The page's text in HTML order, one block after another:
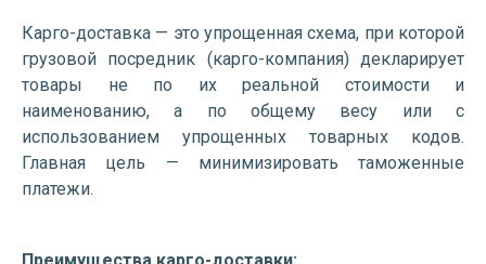
Карго-доставка — это упрощенная схема, при которой
грузовой посредник (карго-компания) декларирует
товары не по их реальной стоимости и
наименованию, а по общему весу или с
использованием упрощенных товарных кодов.
Главная цель — минимизировать таможенные
платежи.